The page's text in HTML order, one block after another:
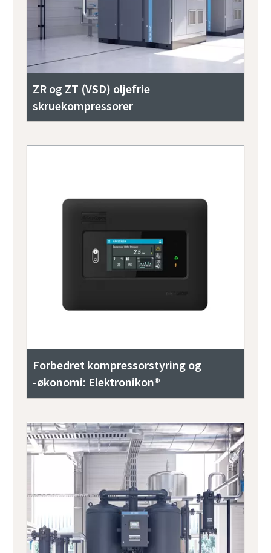
ZR og ZT (VSD) oljefrie
skruekompressorer
Forbedret kompressorstyring og
-økonomi: Elektronikon®